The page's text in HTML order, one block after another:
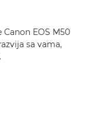
EOS M50
sa vama,